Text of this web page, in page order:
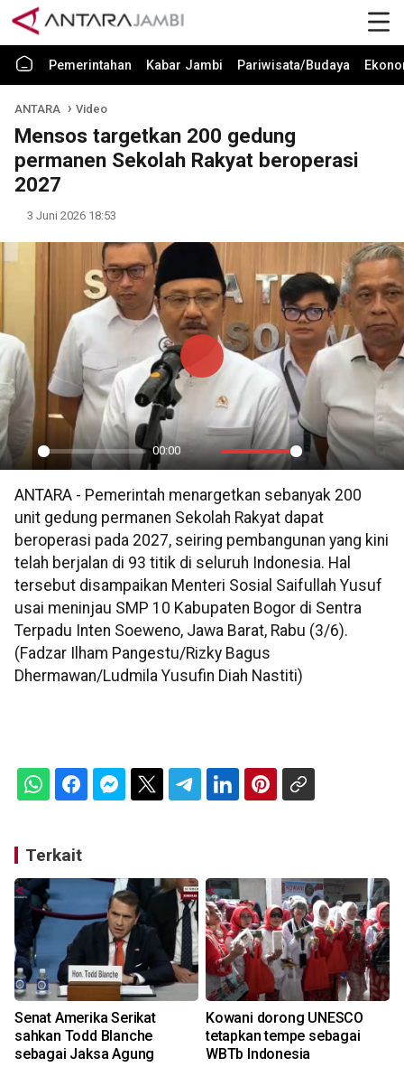
Pemerintahan Kabar Jambi Pariwisata/Budaya
ANTARA Video
Mensos targetkan 200 gedung
permanen Sekolah Rakyat beroperasi
2027
3 Juni 2026 18:53
Play
00:00
Mute Settings
PIP
Play
ANTARA - Pemerintah menargetkan sebanyak 200
unit gedung permanen Sekolah Rakyat dapat
beroperasi pada 2027, seiring pembangunan yang kini
telah berjalan di 93 titik di seluruh Indonesia. Hal
tersebut disampaikan Menteri Sosial Saifullah Yusuf
usai meninjau SMP 10 Kabupaten Bogor di Sentra
Terpadu Inten Soeweno, Jawa Barat, Rabu (3/6).
(Fadzar Ilham Pangestu/Rizky Bagus
Dhermawan/Ludmila Yusufin Diah Nastiti)
Terkait
Senat Amerika Serikat
sahkan Todd Blanche
sebagai Jaksa Agung
Kowani dorong UNESCO
tetapkan tempe sebagai
WBTb Indonesia